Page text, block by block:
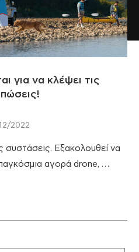
για να κλέψει τις
2022
συστάσεις. Εξακολουθεί να
αγορά drone, …